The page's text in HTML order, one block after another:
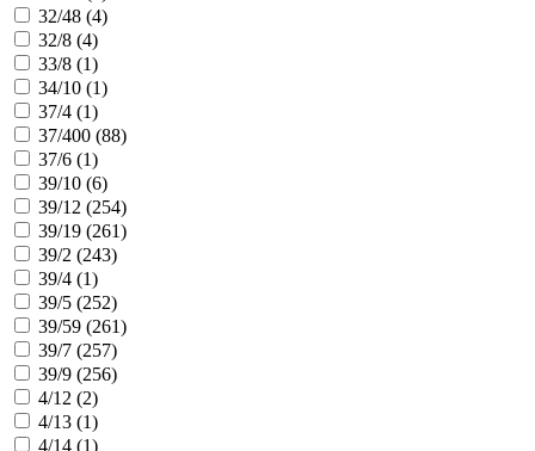
32/48 (4)
32/8 (4)
33/8 (1)
34/10 (1)
37/4 (1)
37/400 (88)
37/6 (1)
39/10 (6)
39/12 (254)
39/19 (261)
39/2 (243)
39/4 (1)
39/5 (252)
39/59 (261)
39/7 (257)
39/9 (256)
4/12 (2)
4/13 (1)
4/14 (1)